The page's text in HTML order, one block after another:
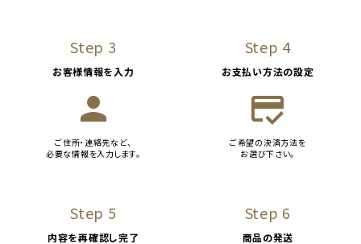
Step 3
お客様情報を入力
person
ご住所・連絡先など、
必要な情報を入力します。
Step 4
お支払い方法の設定
credit_score
ご希望の決済方法を
お選び下さい。
Step 5
内容を再確認し完了
Step 6
商品の発送